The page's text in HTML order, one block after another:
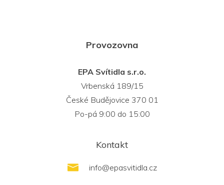
Provozovna
EPA Svítidla s.r.o.
Vrbenská 189/15
České Budějovice 370 01
Po-pá 9:00 do 15:00
Kontakt
info@epasvitidla.cz